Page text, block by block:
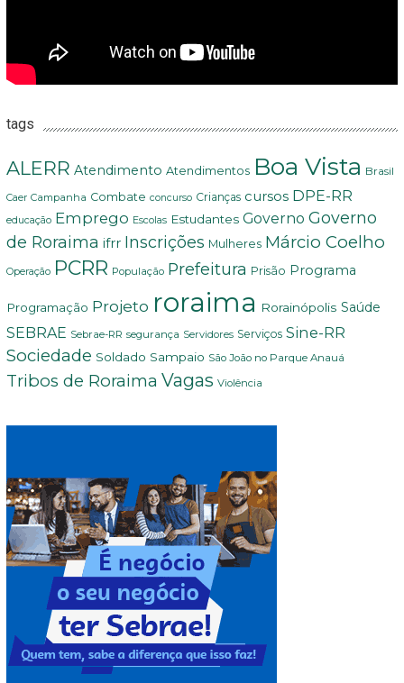
tags
ALERR Atendimento Atendimentos Boa Vista Brasil
Caer Campanha Combate concurso Crianças cursos DPE-RR
educação Emprego Escolas Estudantes Governo Governo
de Roraima ifrr Inscrições Mulheres Márcio Coelho
Operação PCRR População Prefeitura Prisão Programa
Programação Projeto roraima Rorainópolis Saúde
SEBRAE Sebrae-RR segurança Servidores Serviços Sine-RR
Sociedade Soldado Sampaio São João no Parque Anauá
Tribos de Roraima Vagas Violência